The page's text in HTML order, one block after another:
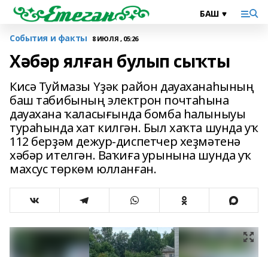
События и факты 8 ИЮЛЯ , 05:26
Хәбәр ялған булып сыҡты
Кисә Туймазы Үҙәк район дауаханаһының
баш табибының электрон почтаһына
дауахана ҡаласығында бомба һалыныуы
тураһында хат килгән. Был хаҡта шунда уҡ
112 берҙәм дежур-диспетчер хеҙмәтенә
хәбәр ителгән. Ваҡиға урынына шунда уҡ
махсус төркөм юлланған.